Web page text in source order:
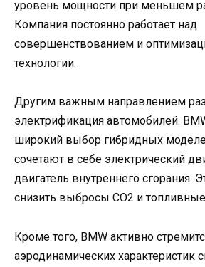
уровень мощности при меньшем
Компания постоянно работает над
совершенствованием и
технологии.
Другим важным направлением
электрификация автомобилей.
широкий выбор гибридных
сочетают в себе электрический
двигатель внутреннего сгорания.
снизить выбросы CO2 и
Кроме того, BMW активно
аэродинамических характеристик